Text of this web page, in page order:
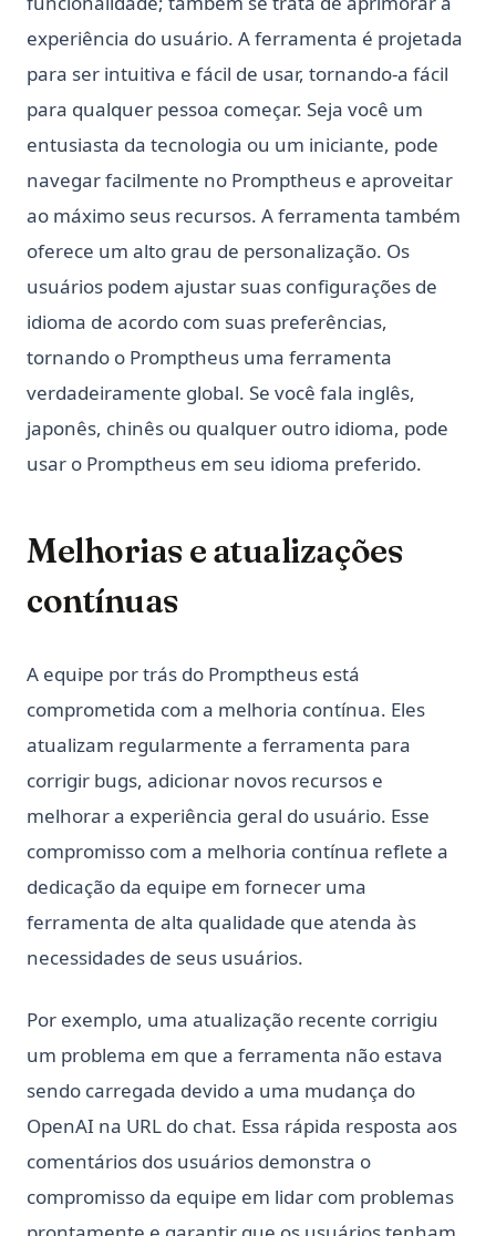
experiência do usuário. A ferramenta é projetada
para ser intuitiva e fácil de usar, tornando-a fácil
para qualquer pessoa começar. Seja você um
entusiasta da tecnologia ou um iniciante, pode
navegar facilmente no Promptheus e aproveitar
ao máximo seus recursos. A ferramenta também
oferece um alto grau de personalização. Os
usuários podem ajustar suas configurações de
idioma de acordo com suas preferências,
tornando o Promptheus uma ferramenta
verdadeiramente global. Se você fala inglês,
japonês, chinês ou qualquer outro idioma, pode
usar o Promptheus em seu idioma preferido.
Melhorias e atualizações
contínuas
A equipe por trás do Promptheus está
comprometida com a melhoria contínua. Eles
atualizam regularmente a ferramenta para
corrigir bugs, adicionar novos recursos e
melhorar a experiência geral do usuário. Esse
compromisso com a melhoria contínua reflete a
dedicação da equipe em fornecer uma
ferramenta de alta qualidade que atenda às
necessidades de seus usuários.
Por exemplo, uma atualização recente corrigiu
um problema em que a ferramenta não estava
sendo carregada devido a uma mudança do
OpenAI na URL do chat. Essa rápida resposta aos
comentários dos usuários demonstra o
compromisso da equipe em lidar com problemas